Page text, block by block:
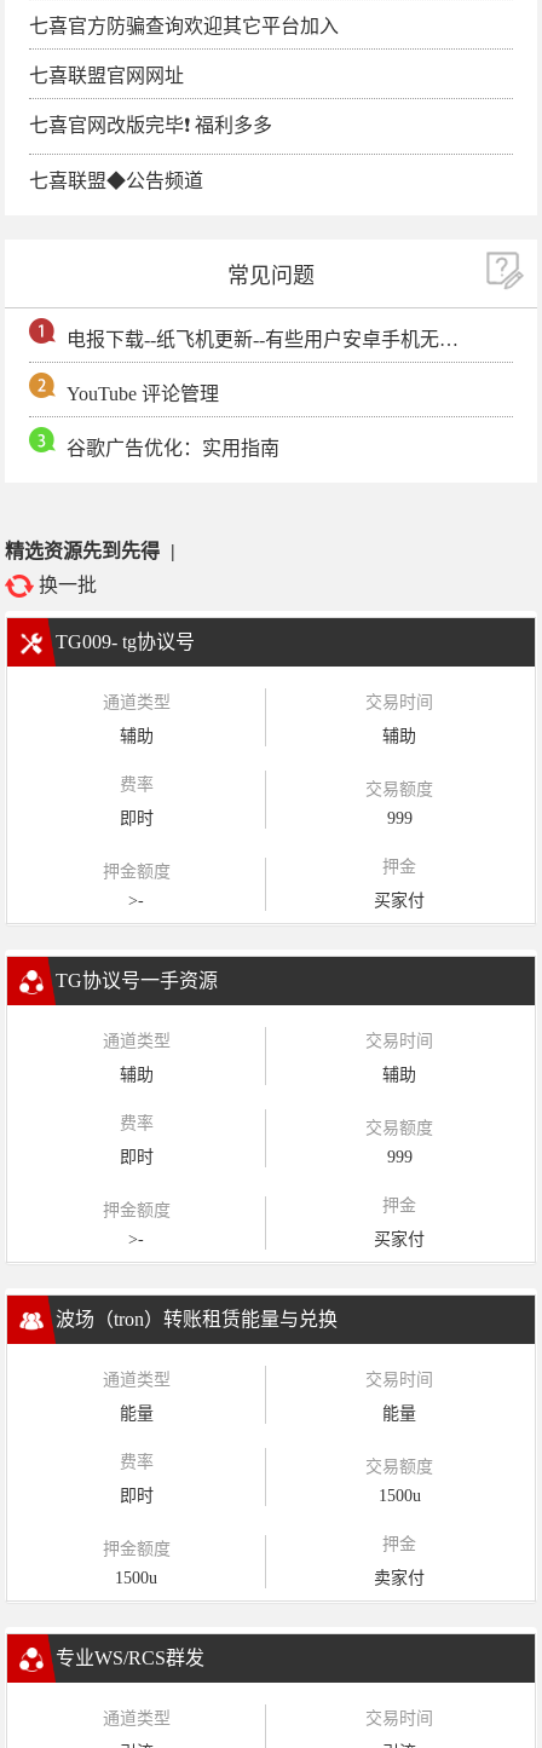
七喜官方防骗查询欢迎其它平台加入
七喜联盟官网网址
七喜官网改版完毕❗️ 福利多多
七喜联盟◆公告频道
常见问题
电报下载--纸飞机更新--有些用户安卓手机无法更新电报软件
YouTube 评论管理
谷歌广告优化：实用指南
精选资源先到先得 |
换一批
TG009- tg协议号
通道类型
辅助
交易时间
辅助
费率
即时
交易额度
999
押金额度
>-
押金
买家付
TG协议号一手资源
通道类型
辅助
交易时间
辅助
费率
即时
交易额度
999
押金额度
>-
押金
买家付
波场（tron）转账租赁能量与兑换
通道类型
能量
交易时间
能量
费率
即时
交易额度
1500u
押金额度
1500u
押金
卖家付
专业WS/RCS群发
通道类型
交易时间